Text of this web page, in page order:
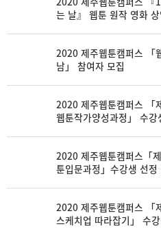
는 날』 웹툰 원작 영화
2020 제주웹툰캠퍼스 「
남」 참여자 모집
2020 제주웹툰캠퍼스 「
웹툰작가양성과정」 수
2020 제주웹툰캠퍼스「
툰입문과정」수강생 선정
2020 제주웹툰캠퍼스 「
스케치업 따라잡기」 수